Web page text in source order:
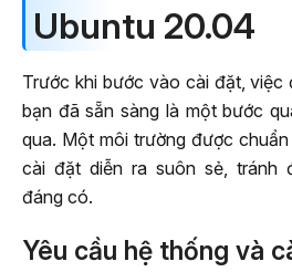
Ubuntu 20.04
Trước khi bước vào cài đặt, việc
bạn đã sẵn sàng là một bước
qua. Một môi trường được
cài đặt diễn ra suôn sẻ, tránh
đáng có.
Yêu cầu hệ thống và